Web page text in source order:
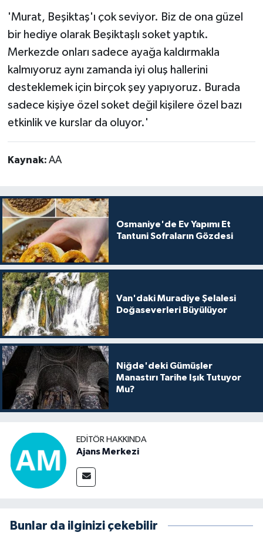
'Murat, Beşiktaş'ı çok seviyor. Biz de ona güzel
bir hediye olarak Beşiktaşlı soket yaptık.
Merkezde onları sadece ayağa kaldırmakla
kalmıyoruz aynı zamanda iyi oluş hallerini
desteklemek için birçok şey yapıyoruz. Burada
sadece kişiye özel soket değil kişilere özel bazı
etkinlik ve kurslar da oluyor.'
Kaynak: AA
Osmaniye'de Ev Yapımı Et
Tantuni Sofraların Gözdesi
Van'daki Muradiye Şelalesi
Doğaseverleri Büyülüyor
Niğde'deki Gümüşler
Manastırı Tarihe Işık Tutuyor
Mu?
EDITÖR HAKKINDA
Ajans Merkezi
Bunlar da ilginizi çekebilir